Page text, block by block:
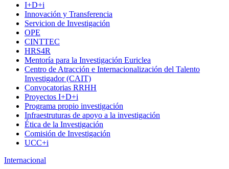
I+D+i
Innovación y Transferencia
Servicion de Investigación
OPE
CINTTEC
HRS4R
Mentoría para la Investigación Euriclea
Centro de Atracción e Internacionalización del Talento
Investigador (CAIT)
Convocatorias RRHH
Proyectos I+D+i
Programa propio investigación
Infraestruturas de apoyo a la investigación
Ética de la Investigación
Comisión de Investigación
UCC+i
Internacional